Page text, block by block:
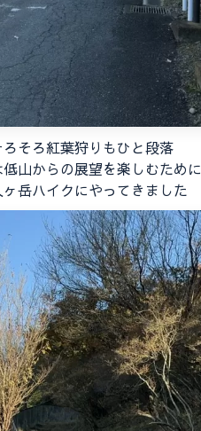
ろそろ紅葉狩りもひと段落
山からの展望を楽しむために
岳ハイクにやってきました